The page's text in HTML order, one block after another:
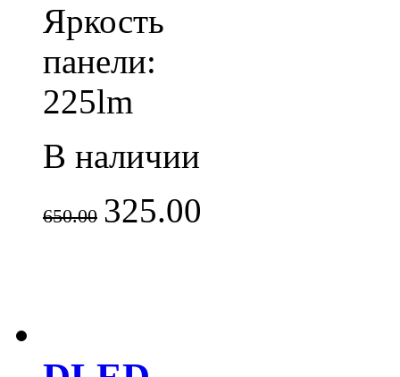
Яркость
панели:
225lm
В наличии
650.00 325.00